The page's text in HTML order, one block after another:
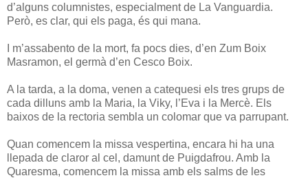
d’alguns columnistes, especialment de La Vanguardia.
Però, es clar, qui els paga, és qui mana.
I m’assabento de la mort, fa pocs dies, d’en Zum Boix
Masramon, el germà d’en Cesco Boix.
A la tarda, a la doma, venen a catequesi els tres grups de
cada dilluns amb la Maria, la Viky, l’Eva i la Mercè. Els
baixos de la rectoria sembla un colomar que va parrupant.
Quan comencem la missa vespertina, encara hi ha una
llepada de claror al cel, damunt de Puigdafrou. Amb la
Quaresma, comencem la missa amb els salms de les